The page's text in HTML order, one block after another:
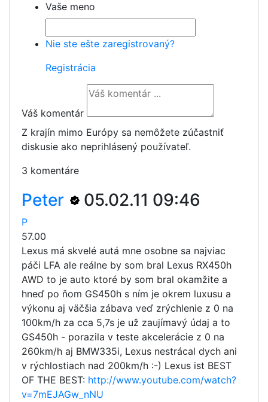
Vaše meno
Nie ste ešte zaregistrovaný?
Registrácia
Váš komentár
Z krajín mimo Európy sa nemôžete zúčastniť
diskusie ako neprihlásený používateľ.
3 komentáre
Peter 05.02.11 09:46
P
57.00
Lexus má skvelé autá mne osobne sa najviac
páči LFA ale reálne by som bral Lexus RX450h
AWD to je auto ktoré by som bral okamžite a
hneď po ňom GS450h s ním je okrem luxusu a
výkonu aj väčšia zábava veď zrýchlenie z 0 na
100km/h za cca 5,7s je už zaujímavý údaj a to
GS450h - porazila v teste akcelerácie z 0 na
260km/h aj BMW335i, Lexus nestrácal dych ani
v rýchlostiach nad 200km/h :-) Lexus ist BEST
OF THE BEST: http://www.youtube.com/watch?
v=7mEJAGw_nNU